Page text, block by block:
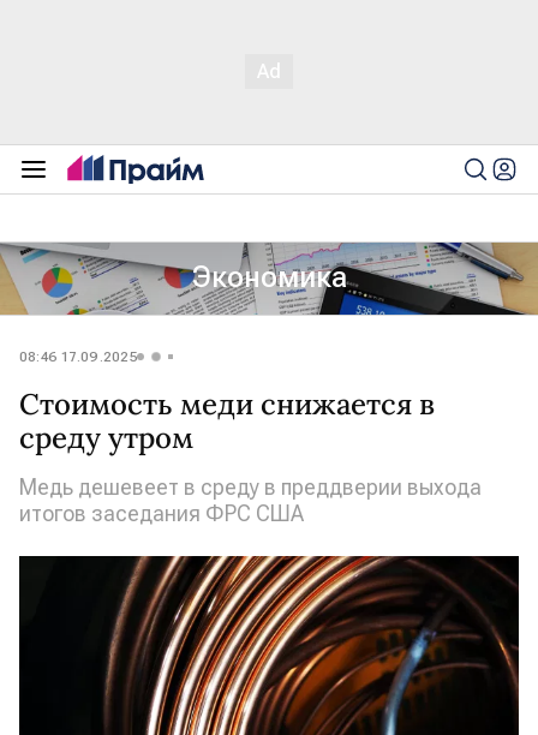
Экономика
08:46 17.09.2025
Стоимость меди снижается в
среду утром
Медь дешевеет в среду в преддверии выхода
итогов заседания ФРС США